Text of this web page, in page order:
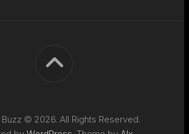
Buzz © 2026. All Rights Reserved.